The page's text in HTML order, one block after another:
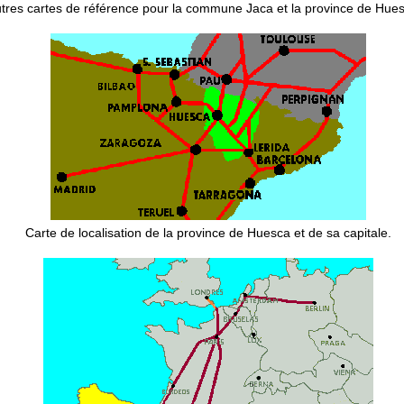
cartes de référence pour la commune Jaca et la province de
Carte de localisation de la province de Huesca et de sa capitale.